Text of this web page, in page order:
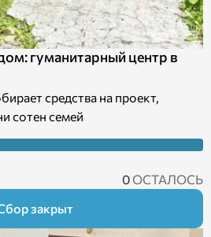
гуманитарный центр в
средства на проект,
сотен семей
0ОСТАЛОСЬ
закрыт